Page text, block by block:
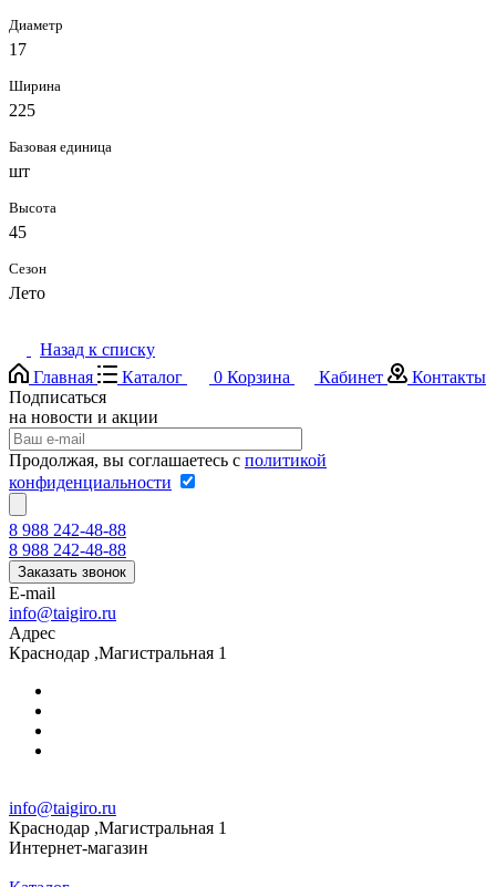
Диаметр
17
Ширина
225
Базовая единица
шт
Высота
45
Cезон
Лето
Назад к списку
Главная
Каталог 0 Корзина Кабинет
Контакты
Подписаться
на новости и акции
Продолжая, вы соглашаетесь с политикой
конфиденциальности
8 988 242-48-88
8 988 242-48-88
Заказать звонок
E-mail
info@taigiro.ru
Адрес
Краснодар ,Магистральная 1
info@taigiro.ru
Краснодар ,Магистральная 1
Интернет-магазин